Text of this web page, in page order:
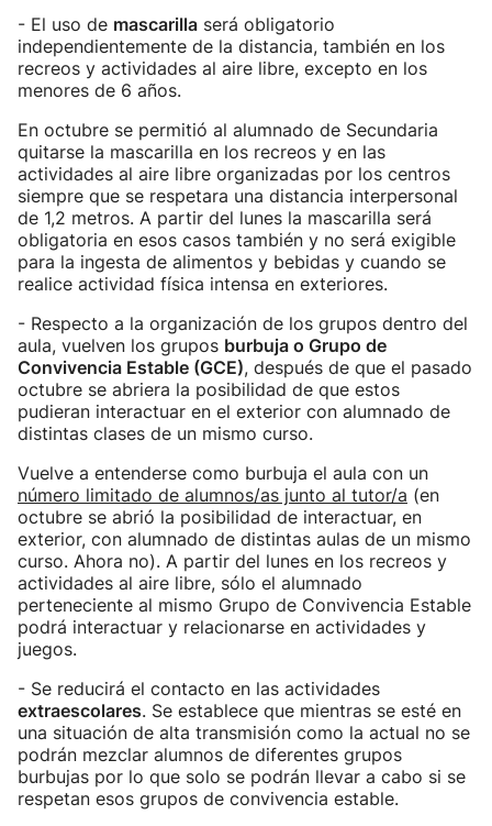
- El uso de mascarilla será obligatorio
independientemente de la distancia, también en los
recreos y actividades al aire libre, excepto en los
menores de 6 años.
En octubre se permitió al alumnado de Secundaria
quitarse la mascarilla en los recreos y en las
actividades al aire libre organizadas por los centros
siempre que se respetara una distancia interpersonal
de 1,2 metros. A partir del lunes la mascarilla será
obligatoria en esos casos también y no será exigible
para la ingesta de alimentos y bebidas y cuando se
realice actividad física intensa en exteriores.
- Respecto a la organización de los grupos dentro del
aula, vuelven los grupos burbuja o Grupo de
Convivencia Estable (GCE), después de que el pasado
octubre se abriera la posibilidad de que estos
pudieran interactuar en el exterior con alumnado de
distintas clases de un mismo curso.
Vuelve a entenderse como burbuja el aula con un
número limitado de alumnos/as junto al tutor/a (en
octubre se abrió la posibilidad de interactuar, en
exterior, con alumnado de distintas aulas de un mismo
curso. Ahora no). A partir del lunes en los recreos y
actividades al aire libre, sólo el alumnado
perteneciente al mismo Grupo de Convivencia Estable
podrá interactuar y relacionarse en actividades y
juegos.
- Se reducirá el contacto en las actividades
extraescolares. Se establece que mientras se esté en
una situación de alta transmisión como la actual no se
podrán mezclar alumnos de diferentes grupos
burbujas por lo que solo se podrán llevar a cabo si se
respetan esos grupos de convivencia estable.